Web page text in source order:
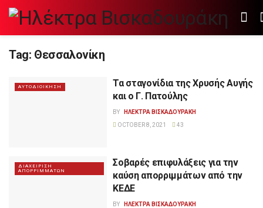
Tag: Θεσσαλονίκη
ΑΥΤΟΔΙΟΙΚΗΣΗ
Τα σταγονίδια της Χρυσής Αυγής
και ο Γ. Πατούλης
BY
ΗΛΕΚΤΡΑ ΒΙΣΚΑΔΟΥΡΑΚΗ
OCTOBER 8, 2021
43
ΔΙΑΧΕΙΡΙΣΗ
ΑΠΟΡΡΙΜΜΑΤΩΝ
Σοβαρές επιφυλάξεις για την
καύση απορριμμάτων από την
ΚΕΔΕ
BY
ΗΛΕΚΤΡΑ ΒΙΣΚΑΔΟΥΡΑΚΗ